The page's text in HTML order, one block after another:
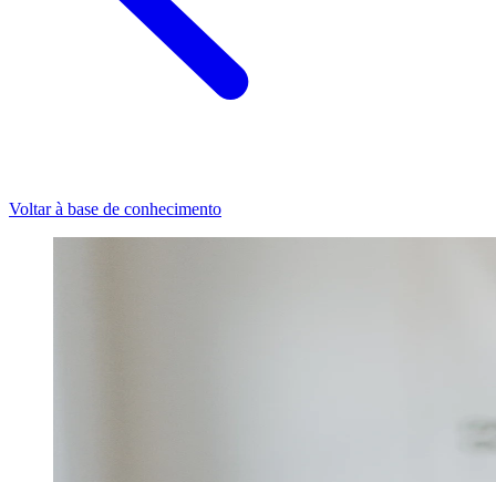
Voltar à base de conhecimento